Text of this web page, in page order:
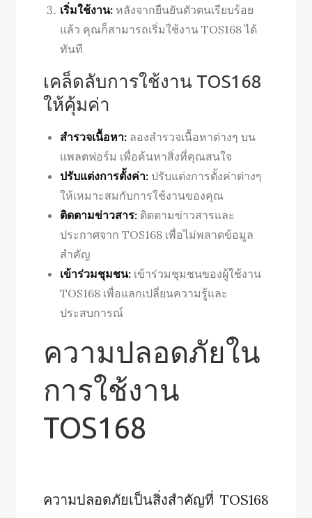
เริ่มใช้งาน: หลังจากยืนยันตัวตนเรียบร้อย
แล้ว คุณก็สามารถเริ่มใช้งาน TOS168 ได้
ทันที
เคล็ดลับการใช้งาน TOS168
ให้คุ้มค่า
สำรวจเนื้อหา: ลองสำรวจเนื้อหาต่างๆ บน
แพลตฟอร์ม เพื่อค้นหาสิ่งที่คุณสนใจ
ปรับแต่งการตั้งค่า: ปรับแต่งการตั้งค่าต่างๆ
ให้เหมาะสมกับการใช้งานของคุณ
ติดตามข่าวสาร: ติดตามข่าวสารและ
ประกาศจาก TOS168 เพื่อไม่พลาดข้อมูล
สำคัญ
เข้าร่วมชุมชน: เข้าร่วมชุมชนของผู้ใช้งาน
TOS168 เพื่อแลกเปลี่ยนความรู้และ
ประสบการณ์
ความปลอดภัยใน
การใช้งาน
TOS168
ความปลอดภัยเป็นสิ่งสำคัญที่ TOS168